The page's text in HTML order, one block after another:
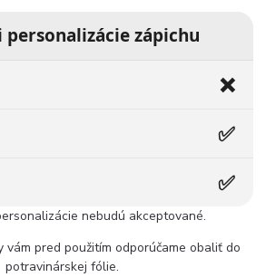
personalizácie zápichu
❌
✅
✅
nebudú akceptované.
vám pred použitím odporúčame obaliť do
potravinárskej fólie.